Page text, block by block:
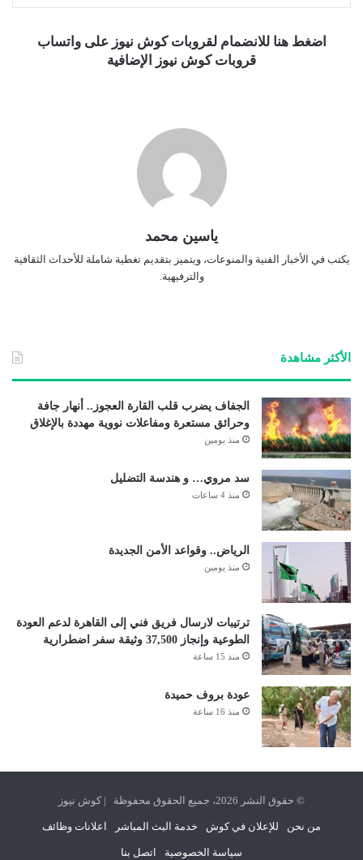
اضغط هنا للانضمام لقروبات كوش نيوز على واتساب
قروبات كوش نيوز الإضافية
ياسين محمد
يكتب في الأخبار الفنية والمنوعات، ويتميز بتقديم تغطية شاملة للأحداث الثقافية
والترفيهية.
الأكثر مشاهدة
الجفاف يضرب قلب القارة العجوز.. أنهار جافة
وحرائق مستعرة ومفاعلات نووية مهددة بالإغلاق
منذ يومين
سد مروي… و هندسة التضليل
منذ 4 ساعات
الرياض.. وقواعد الأمن الجديدة
منذ يومين
ترتيبات لارسال فريق فني إلى القاهرة لدعم العودة
الطوعية وإنجاز 37,500 وثيقة سفر اضطرارية
منذ 15 ساعة
عودة بروف حميدة
منذ 16 ساعة
© حقوق النشر 2026، جميع الحقوق محفوظة | كوش نيوز
من نحن للإعلان في كوش خدمة البث المباشر اعلانات وظائف
سياسة الخصوصية اتصل بنا